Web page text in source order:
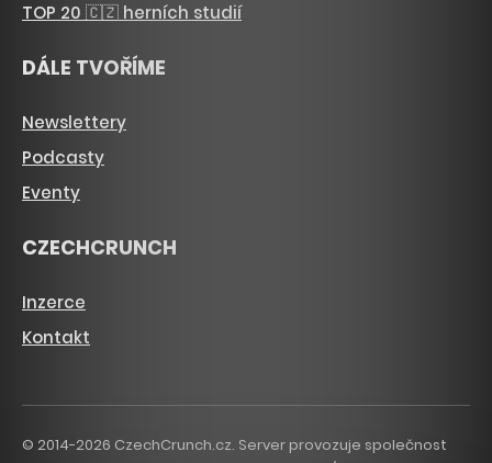
TOP 20 🇨🇿 herních studií
DÁLE TVOŘÍME
Newslettery
Podcasty
Eventy
CZECHCRUNCH
Inzerce
Kontakt
© 2014-2026 CzechCrunch.cz. Server provozuje společnost